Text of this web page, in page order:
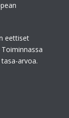
eettiset
arvoa.